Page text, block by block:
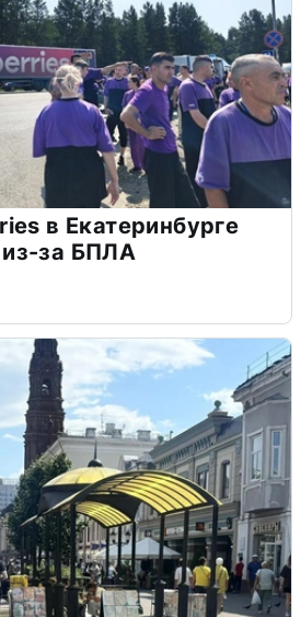
в Екатеринбурге
из-за БПЛА